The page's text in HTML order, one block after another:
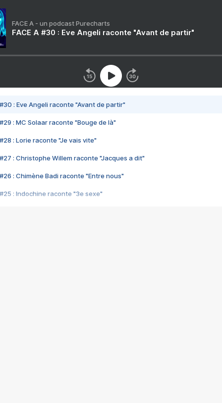
FACE A - un podcast Purecharts
FACE A #30 : Eve Angeli raconte "Avant de partir"
#30 : Eve Angeli raconte "Avant de partir"
#29 : MC Solaar raconte "Bouge de là"
#28 : Lorie raconte "Je vais vite"
#27 : Christophe Willem raconte "Jacques a dit"
#26 : Chimène Badi raconte "Entre nous"
#25 : Indochine raconte "3e sexe"